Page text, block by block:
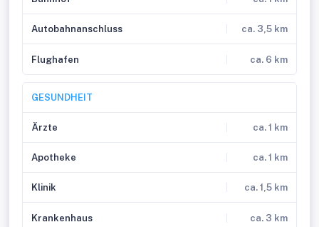
Autobahnanschluss ca. 3,5 km
Flughafen ca. 6 km
GESUNDHEIT
Ärzte ca. 1 km
Apotheke ca. 1 km
Klinik ca. 1,5 km
Krankenhaus ca. 3 km